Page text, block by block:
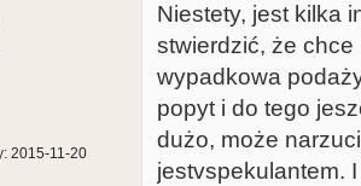
2015-11-20
Niestety, jest kilka
stwierdzić, że
wypadkowa
popyt i do tego
dużo, może
jestvspekulantem.